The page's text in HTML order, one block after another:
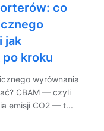
co
jak
kroku
wyrównania
CBAM — czyli
emisji CO2 — t...